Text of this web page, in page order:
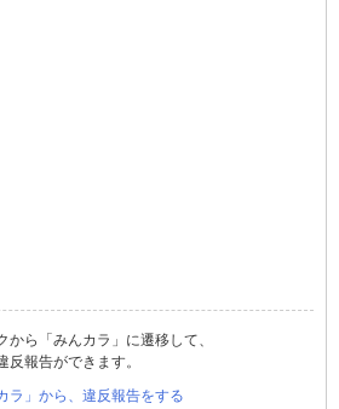
から「みんカラ」に遷移して、
反報告ができます。
ラ」から、違反報告をする